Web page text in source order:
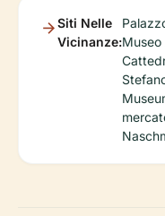
Siti Nelle
Vicinanze: